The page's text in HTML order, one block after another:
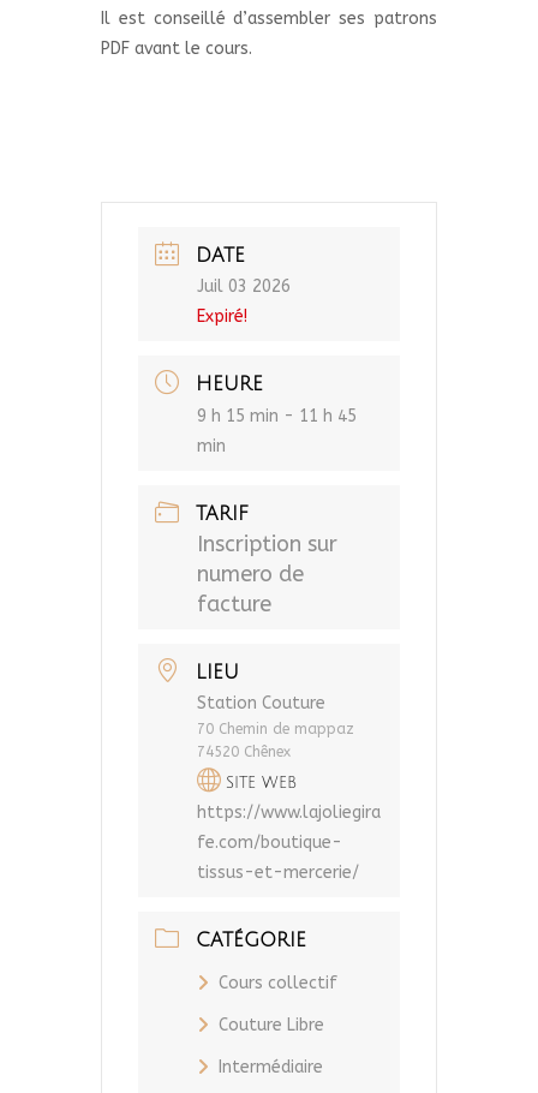
Il est conseillé d’assembler ses patrons
PDF avant le cours.
DATE
Juil 03 2026
Expiré!
HEURE
9 h 15 min - 11 h 45
min
TARIF
Inscription sur
numero de
facture
LIEU
Station Couture
70 Chemin de mappaz
74520 Chênex
SITE WEB
https://www.lajoliegira
fe.com/boutique-
tissus-et-mercerie/
CATÉGORIE
Cours collectif
Couture Libre
Intermédiaire